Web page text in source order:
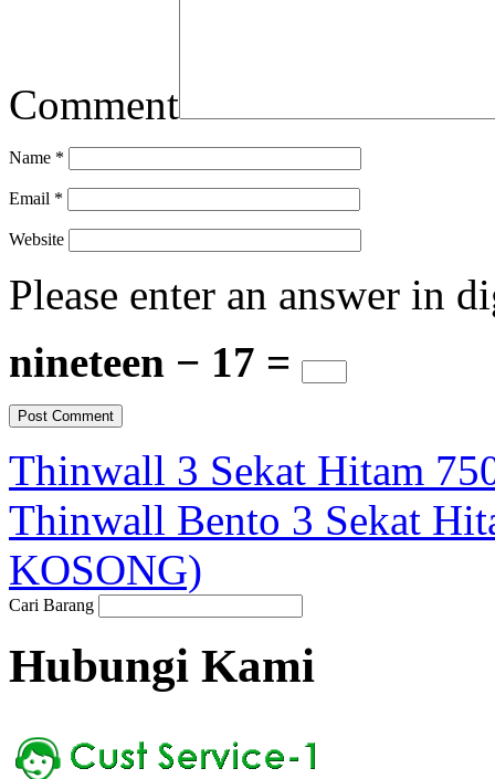
Comment
Name *
Email *
Website
Please enter an answer in
nineteen − 17 =
Thinwall 3 Sekat Hitam
Thinwall Bento 3 Sekat
KOSONG)
Cari Barang
Hubungi Kami